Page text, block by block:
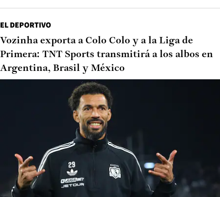
EL DEPORTIVO
Vozinha exporta a Colo Colo y a la Liga de
Primera: TNT Sports transmitirá a los albos en
Argentina, Brasil y México